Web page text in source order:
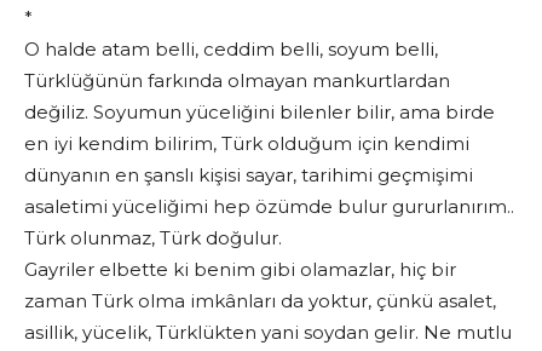
*
O halde atam belli, ceddim belli, soyum belli,
Türklüğünün farkında olmayan mankurtlardan
değiliz. Soyumun yüceliğini bilenler bilir, ama birde
en iyi kendim bilirim, Türk olduğum için kendimi
dünyanın en şanslı kişisi sayar, tarihimi geçmişimi
asaletimi yüceliğimi hep özümde bulur gururlanırım..
Türk olunmaz, Türk doğulur.
Gayriler elbette ki benim gibi olamazlar, hiç bir
zaman Türk olma imkânları da yoktur, çünkü asalet,
asillik, yücelik, Türklükten yani soydan gelir. Ne mutlu